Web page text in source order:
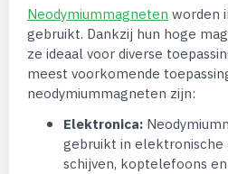
Neodymiummagneten worden
gebruikt. Dankzij hun hoge
ze ideaal voor diverse
meest voorkomende
neodymiummagneten zijn:
Elektronica:
gebruikt in elektronische
schijven, koptelefoons